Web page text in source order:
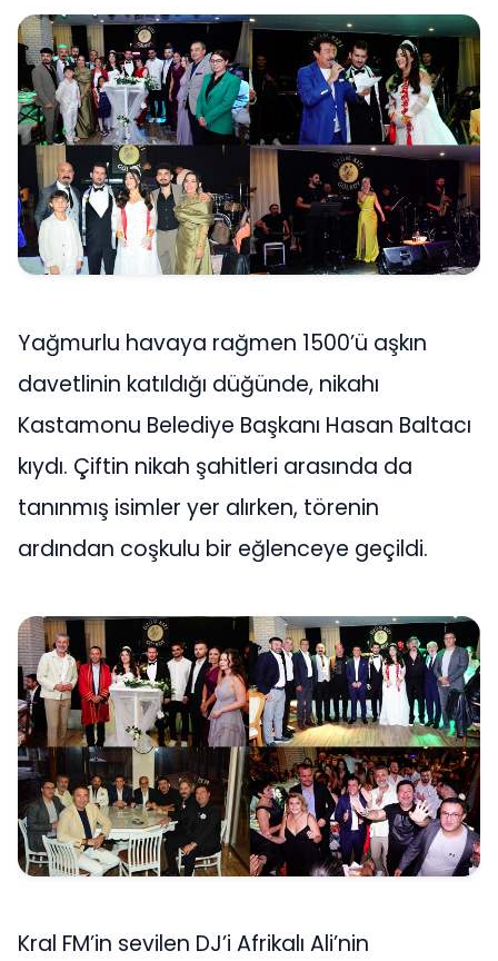
Yağmurlu havaya rağmen 1500’ü aşkın
davetlinin katıldığı düğünde, nikahı
Kastamonu Belediye Başkanı Hasan Baltacı
kıydı. Çiftin nikah şahitleri arasında da
tanınmış isimler yer alırken, törenin
ardından coşkulu bir eğlenceye geçildi.
Kral FM’in sevilen DJ’i Afrikalı Ali’nin